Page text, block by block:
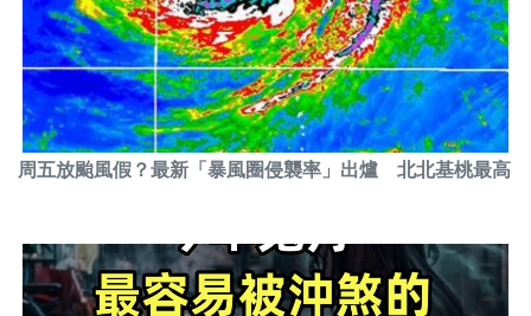
周五放颱風假？最新「暴風圈侵襲率」出爐 北北基桃最高